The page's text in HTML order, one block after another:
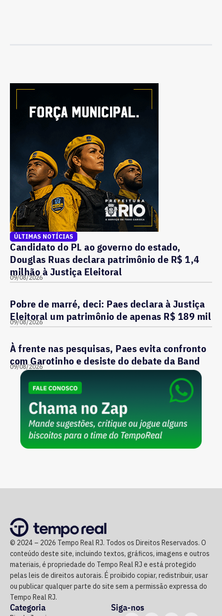
ÚLTIMAS NOTÍCIAS
Candidato do PL ao governo do estado,
Douglas Ruas declara patrimônio de R$ 1,4
milhão à Justiça Eleitoral
09/08/2026
Pobre de marré, deci: Paes declara à Justiça
Eleitoral um patrimônio de apenas R$ 189 mil
09/08/2026
À frente nas pesquisas, Paes evita confronto
com Garotinho e desiste do debate da Band
09/08/2026
© 2024 – 2026 Tempo Real RJ. Todos os Direitos Reservados. O
conteúdo deste site, incluindo textos, gráficos, imagens e outros
materiais, é propriedade do Tempo Real RJ e está protegido
pelas leis de direitos autorais. É proibido copiar, redistribuir, usar
ou publicar qualquer parte do site sem a permissão expressa do
Tempo Real RJ.
Categoria Siga-nos